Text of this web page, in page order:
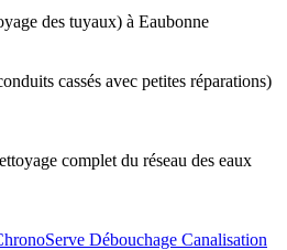
des tuyaux) à Eaubonne
cassés avec petites réparations)
complet du réseau des eaux
Débouchage Canalisation